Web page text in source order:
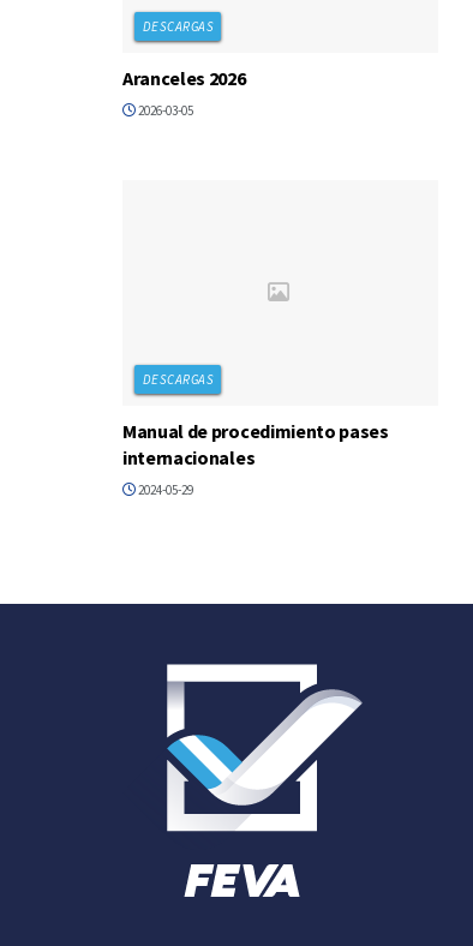
DESCARGAS
Aranceles 2026
2026-03-05
DESCARGAS
Manual de procedimiento pases
internacionales
2024-05-29